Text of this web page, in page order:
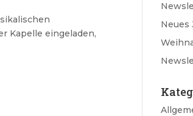
Kapelle eingeladen,
Neues